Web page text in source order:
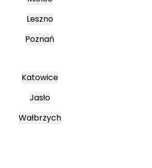
Leszno
Poznań
Katowice
Jasło
Wałbrzych